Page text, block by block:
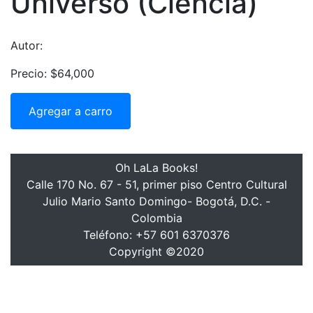
Autor:
Precio: $64,000
Agregar a carro
Oh LaLa Books!
Calle 170 No. 67 - 51, primer piso Centro Cultural
Julio Mario Santo Domingo- Bogotá, D.C. -
Colombia
Teléfono: +57 601 6370376
Copyright ©2020